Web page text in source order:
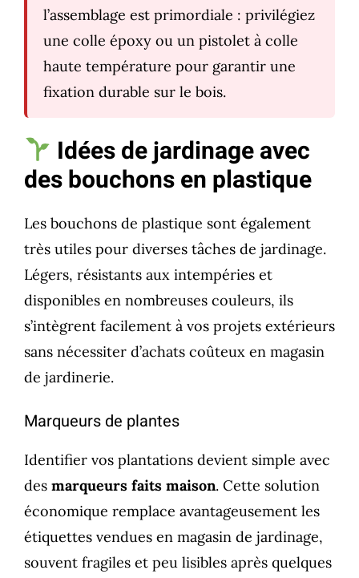
l’assemblage est primordiale : privilégiez
une colle époxy ou un pistolet à colle
haute température pour garantir une
fixation durable sur le bois.
Idées de jardinage avec
des bouchons en plastique
Les bouchons de plastique sont également
très utiles pour diverses tâches de jardinage.
Légers, résistants aux intempéries et
disponibles en nombreuses couleurs, ils
s’intègrent facilement à vos projets extérieurs
sans nécessiter d’achats coûteux en magasin
de jardinerie.
Marqueurs de plantes
Identifier vos plantations devient simple avec
des marqueurs faits maison. Cette solution
économique remplace avantageusement les
étiquettes vendues en magasin de jardinage,
souvent fragiles et peu lisibles après quelques